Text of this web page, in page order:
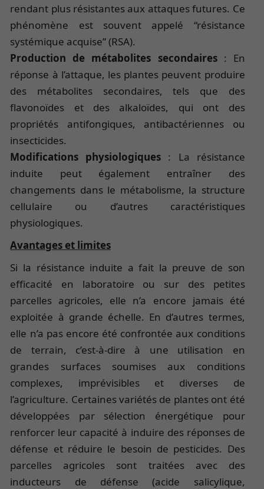
rendant plus résistantes aux attaques futures. Ce
phénomène est souvent appelé “résistance
systémique acquise” (RSA).
Production de métabolites secondaires: En
réponse à l’attaque, les plantes peuvent produire
des métabolites secondaires, tels que des
flavonoïdes et des alkaloïdes, qui ont des
propriétés antifongiques, antibactériennes ou
insecticides.
Modifications physiologiques : La résistance
induite peut également entraîner des
changements dans le métabolisme, la structure
cellulaire ou d’autres caractéristiques
physiologiques.
Avantages et limites
Si la résistance induite a fait la preuve de son
efficacité en laboratoire ou sur des petites
parcelles agricoles, elle n’a encore jamais été
exploitée à grande échelle. En d’autres termes,
elle n’a pas encore été confrontée aux conditions
de terrain, c’est-à-dire à une utilisation en
grandes surfaces soumises aux conditions
complexes, imprévisibles et diverses de
l’agriculture. Certaines variétés de plantes ont été
développées par sélection énergétique pour
renforcer leur capacité à induire des réponses de
défense et réduire le besoin de pesticides. Des
parcelles agricoles sont traitées avec des
inducteurs de défense (acide salicylique,